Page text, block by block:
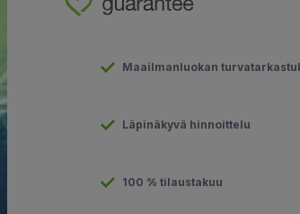
Maailmanluokan
Läpinäkyvä hinnoittelu
100 % tilaustakuu